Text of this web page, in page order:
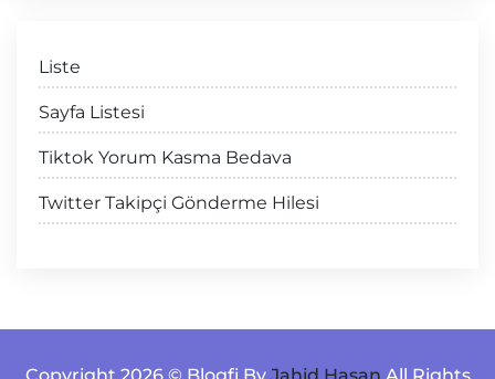
Liste
Sayfa Listesi
Tiktok Yorum Kasma Bedava
Twitter Takipçi Gönderme Hilesi